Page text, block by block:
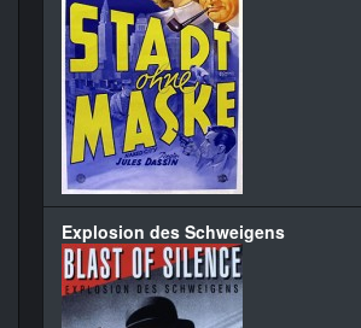
Explosion des Schweigens